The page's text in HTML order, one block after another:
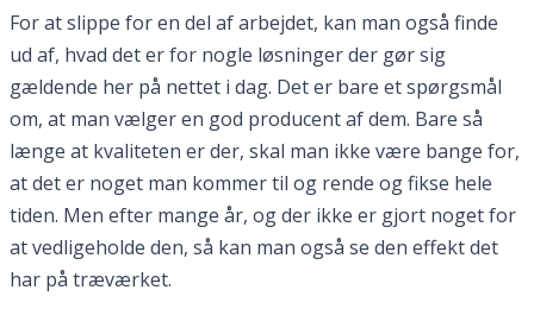
For at slippe for en del af arbejdet, kan man også finde
ud af, hvad det er for nogle løsninger der gør sig
gældende her på nettet i dag. Det er bare et spørgsmål
om, at man vælger en god producent af dem. Bare så
længe at kvaliteten er der, skal man ikke være bange for,
at det er noget man kommer til og rende og fikse hele
tiden. Men efter mange år, og der ikke er gjort noget for
at vedligeholde den, så kan man også se den effekt det
har på træværket.